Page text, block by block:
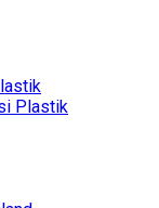
Plastik